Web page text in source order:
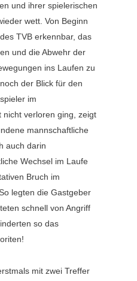
und ihrer spielerischen
wett. Von Beginn
TVB erkennbar, das
und die Abwehr der
ins Laufen zu
der Blick für den
im
verloren ging, zeigt
mannschaftliche
auch darin
Wechsel im Laufe
Bruch im
legten die Gastgeber
schnell von Angriff
so das
mit zwei Treffer